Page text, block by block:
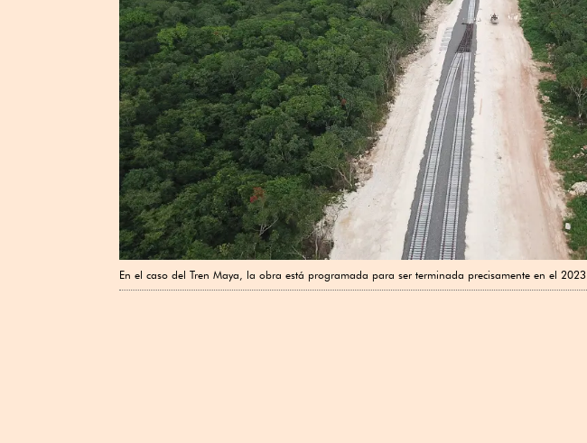
En el caso del Tren Maya, la obra está programada para ser terminada precisamente en el 2023.